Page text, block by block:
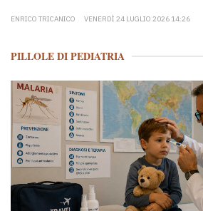
ENRICO TRICANICO VENERDÌ 24 LUGLIO 2026 14:26
PILLOLE DI PEDIATRIA